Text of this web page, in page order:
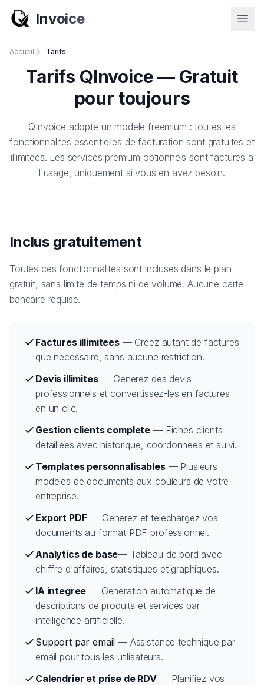
Invoice
Accueil Tarifs
Tarifs QInvoice — Gratuit
pour toujours
QInvoice adopte un modele freemium : toutes les
fonctionnalites essentielles de facturation sont gratuites et
illimitees. Les services premium optionnels sont factures a
l'usage, uniquement si vous en avez besoin.
Inclus gratuitement
Toutes ces fonctionnalites sont incluses dans le plan
gratuit, sans limite de temps ni de volume. Aucune carte
bancaire requise.
Factures illimitees— Creez autant de factures
que necessaire, sans aucune restriction.
Devis illimites— Generez des devis
professionnels et convertissez-les en factures
en un clic.
Gestion clients complete — Fiches clients
detaillees avec historique, coordonnees et suivi.
Templates personnalisables— Plusieurs
modeles de documents aux couleurs de votre
entreprise.
Export PDF— Generez et telechargez vos
documents au format PDF professionnel.
Analytics de base— Tableau de bord avec
chiffre d'affaires, statistiques et graphiques.
IA integree — Generation automatique de
descriptions de produits et services par
intelligence artificielle.
Support par email — Assistance technique par
email pour tous les utilisateurs.
Calendrier et prise de RDV— Planifiez vos